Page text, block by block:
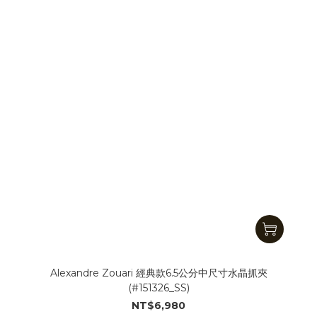
Alexandre Zouari 經典款6.5公分中尺寸水晶抓夾
(#151326_SS)
NT$6,980